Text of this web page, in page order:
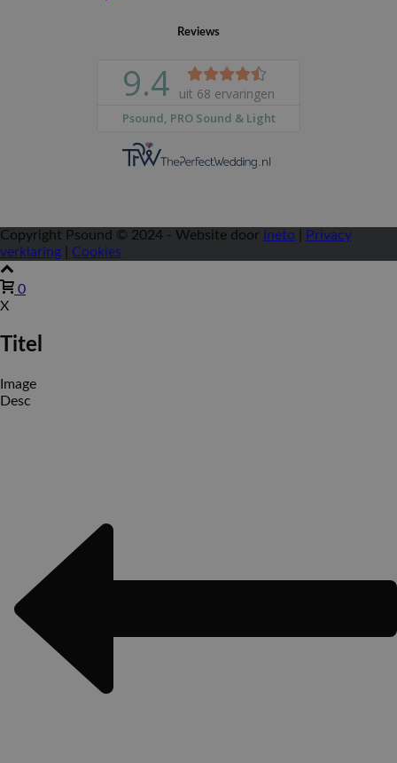
Reviews
Copyright Psound © 2024 - Website door Ineto
Privacy
verklaring
Cookies
0
X
Titel
Image
Desc